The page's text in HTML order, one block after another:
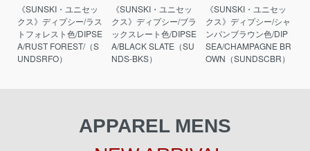
《SUNSKI・ユニセッ
クス》ディプシー/ラス
トフォレスト色/DIPSE
A/RUST FOREST/（S
UNDSRFO）
《SUNSKI・ユニセッ
クス》ディプシー/ブラ
ックスレート色/DIPSE
A/BLACK SLATE（SU
NDS-BKS）
《SUNSKI・ユニセッ
クス》ディプシー/シャ
ンパンブラウン色/DIP
SEA/CHAMPAGNE BR
OWN（SUNDSCBR）
APPAREL MENS